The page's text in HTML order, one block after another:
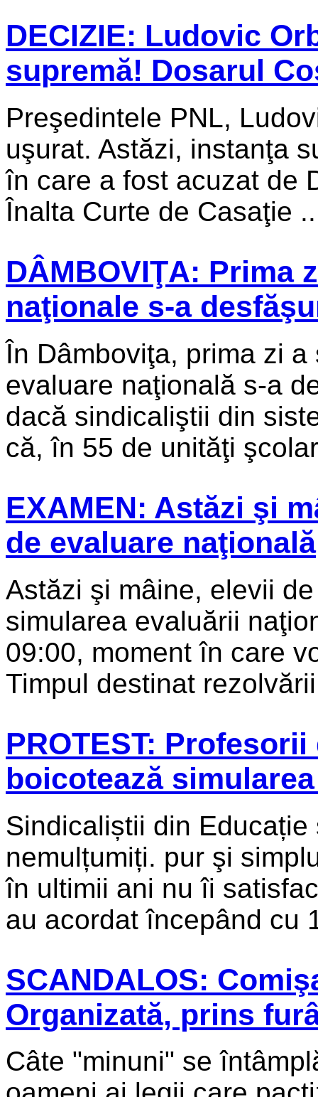
DECIZIE: Ludovic
supremă! Dosarul
Preşedintele PNL,
uşurat. Astăzi, instanţa
în care a fost acuzat de
Înalta Curte de Casaţie
DÂMBOVIŢA: Prima
naţionale s-a
În Dâmboviţa, prima zi
evaluare naţională s-a
dacă sindicaliştii din
că, în 55 de unităţi
EXAMEN: Astăzi şi
de evaluare naţională
Astăzi şi mâine, elevii
simularea evaluării
09:00, moment în care
Timpul destinat
PROTEST:
boicotează
Sindicaliștii din
nemulțumiți. pur şi
în ultimii ani nu îi
au acordat începând cu
SCANDALOS:
Organizată, prins
Câte "minuni" se